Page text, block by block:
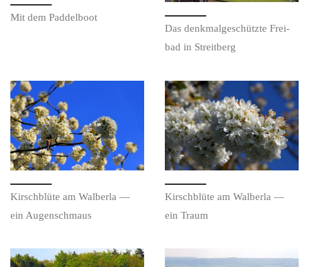
Mit dem Paddelboot
Das denk­mal­ge­schütz­te Frei­
bad in Streitberg
Kirsch­blü­te am Wal­ber­la —
ein Augenschmaus
Kirsch­blü­te am Wal­ber­la —
ein Traum